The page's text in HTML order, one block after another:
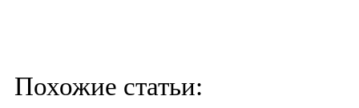
Похожие статьи: